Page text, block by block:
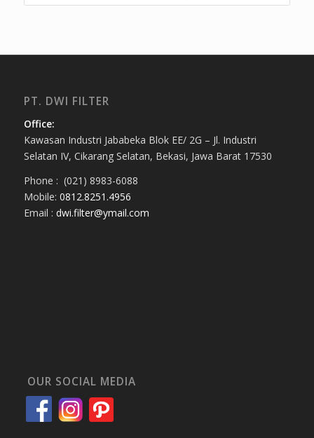
PT. DWI FILTER
Office:
Kawasan Industri Jababeka Blok EE/ 2G – Jl. Industri
Selatan IV, Cikarang Selatan, Bekasi, Jawa Barat 17530
Phone : (021) 8983-6088
Mobile: 0812.8251.4956
Email : dwi.filter@ymail.com
OUR SOCIAL MEDIA